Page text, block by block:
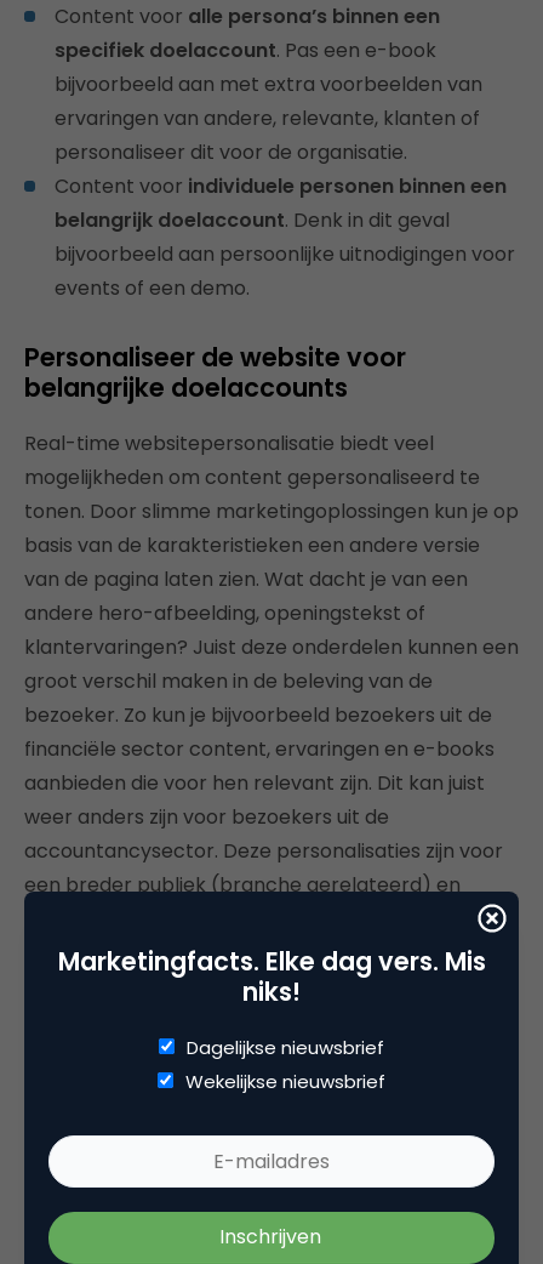
Content voor alle persona’s binnen een
specifiek doelaccount. Pas een e-book
bijvoorbeeld aan met extra voorbeelden van
ervaringen van andere, relevante, klanten of
personaliseer dit voor de organisatie.
Content voor individuele personen binnen een
belangrijk doelaccount. Denk in dit geval
bijvoorbeeld aan persoonlijke uitnodigingen voor
events of een demo.
Personaliseer de website voor
belangrijke doelaccounts
Real-time websitepersonalisatie biedt veel
mogelijkheden om content gepersonaliseerd te
tonen. Door slimme marketingoplossingen kun je op
basis van de karakteristieken een andere versie
van de pagina laten zien. Wat dacht je van een
andere hero-afbeelding, openingstekst of
klantervaringen? Juist deze onderdelen kunnen een
groot verschil maken in de beleving van de
bezoeker. Zo kun je bijvoorbeeld bezoekers uit de
financiële sector content, ervaringen en e-books
aanbieden die voor hen relevant zijn. Dit kan juist
weer anders zijn voor bezoekers uit de
accountancysector. Deze personalisaties zijn voor
een breder publiek (branche gerelateerd) en
vormen daardoor een goed beginpunt voor een
gepersonaliseerde journey.
belangrijke accounts direct bij bedrijfsnaam aan. Zo
hebben ze de onderstaande homepagina speciaal
tekst en afbeelding aan te passen krijgt Sony een
unieke ervaring voorgeschoteld.
Marketingfacts. Elke dag vers. Mis
niks!
Dagelijkse nieuwsbrief
Wekelijkse nieuwsbrief